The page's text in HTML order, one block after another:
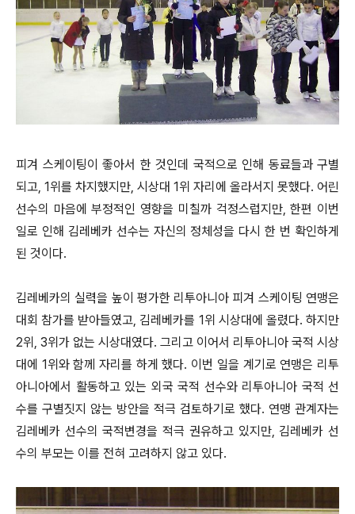
피겨 스케이팅이 좋아서 한 것인데 국적으로 인해 동료들과 구별
되고, 1위를 차지했지만, 시상대 1위 자리에 올라서지 못했다. 어린
선수의 마음에 부정적인 영향을 미칠까 걱정스럽지만, 한편 이번
일로 인해 김레베카 선수는 자신의 정체성을 다시 한 번 확인하게
된 것이다.
김레베카의 실력을 높이 평가한 리투아니아 피겨 스케이팅 연맹은
대회 참가를 받아들였고, 김레베카를 1위 시상대에 올렸다. 하지만
2위, 3위가 없는 시상대였다. 그리고 이어서 리투아니아 국적 시상
대에 1위와 함께 자리를 하게 했다. 이번 일을 계기로 연맹은 리투
아니아에서 활동하고 있는 외국 국적 선수와 리투아니아 국적 선
수를 구별짓지 않는 방안을 적극 검토하기로 했다. 연맹 관계자는
김레베카 선수의 국적변경을 적극 권유하고 있지만, 김레베카 선
수의 부모는 이를 전혀 고려하지 않고 있다.